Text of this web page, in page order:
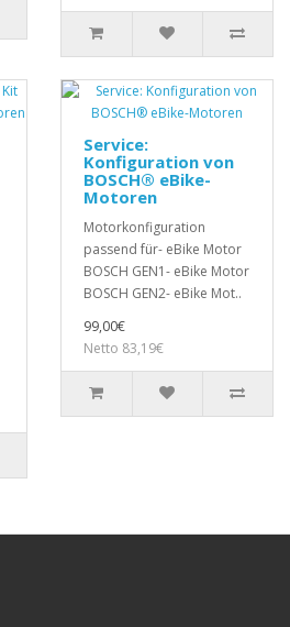
Service:
Konfiguration von
BOSCH® eBike-
Motoren
Motorkonfiguration
passend für- eBike Motor
BOSCH GEN1- eBike Motor
BOSCH GEN2- eBike Mot..
99,00€
Netto 83,19€